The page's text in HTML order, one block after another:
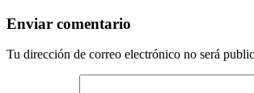
Enviar comentario
Tu dirección de correo electrónico no será